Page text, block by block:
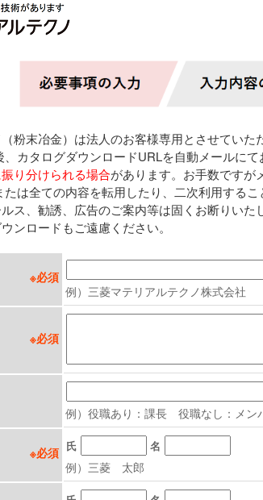
粉末冶金）は法人のお客様専用とさせていた
、カタログダウンロードURLを自動メールにて
り分けられる場合があります。お手数ですが
たは全ての内容を転用したり、二次利用するこ
ス、勧誘、広告のご案内等は固くお断りいた
ンロードもご遠慮ください。
例）三菱マテリアルテクノ株式会社
例）役職あり：課長 役職なし：メン
氏 名
例）三菱 太郎